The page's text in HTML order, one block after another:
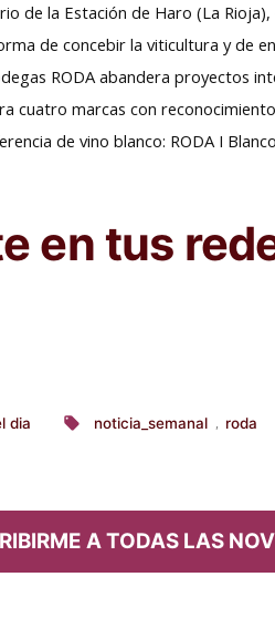
de la Estación de Haro (La
de concebir la viticultura y de
RODA abandera proyectos
marcas con reconocimiento
de vino blanco: RODA I
en tus
dia
Etiquetas:
noticia_semanal , roda
A TODAS LAS